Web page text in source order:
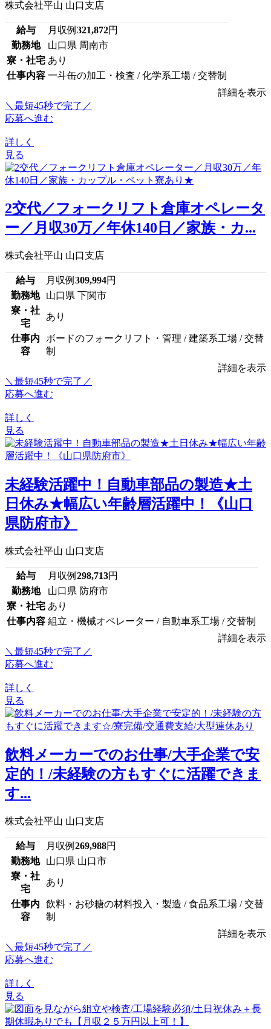
株式会社平山 山口支店
給与 月収例 321,872円
勤務地
山口県 周南市
寮・社宅 あり
仕事内容 一斗缶の加工・検査 / 化学系工場 / 交替制
詳細を表示
＼最短45秒で完了／
応募へ進む
詳しく
見る
2交代／フォークリフト倉庫オペレータ
ー／月収30万／年休140日／家族・カ...
株式会社平山 山口支店
給与 月収例 309,994円
勤務地
山口県 下関市
寮・社
宅
あり
仕事内
容
ボードのフォークリフト・管理 / 建築系工場 / 交替
制
詳細を表示
＼最短45秒で完了／
応募へ進む
詳しく
見る
未経験活躍中！自動車部品の製造★土
日休み★幅広い年齢層活躍中！《山口
県防府市》
株式会社平山 山口支店
給与 月収例 298,713円
勤務地
山口県 防府市
寮・社宅 あり
仕事内容 組立・機械オペレーター / 自動車系工場 / 交替制
詳細を表示
＼最短45秒で完了／
応募へ進む
詳しく
見る
飲料メーカーでのお仕事/大手企業で安
定的！/未経験の方もすぐに活躍できま
す...
株式会社平山 山口支店
給与 月収例 269,988円
勤務地
山口県 山口市
寮・社
宅
あり
仕事内
容
飲料・お砂糖の材料投入・製造 / 食品系工場 / 交替
制
詳細を表示
＼最短45秒で完了／
応募へ進む
詳しく
見る